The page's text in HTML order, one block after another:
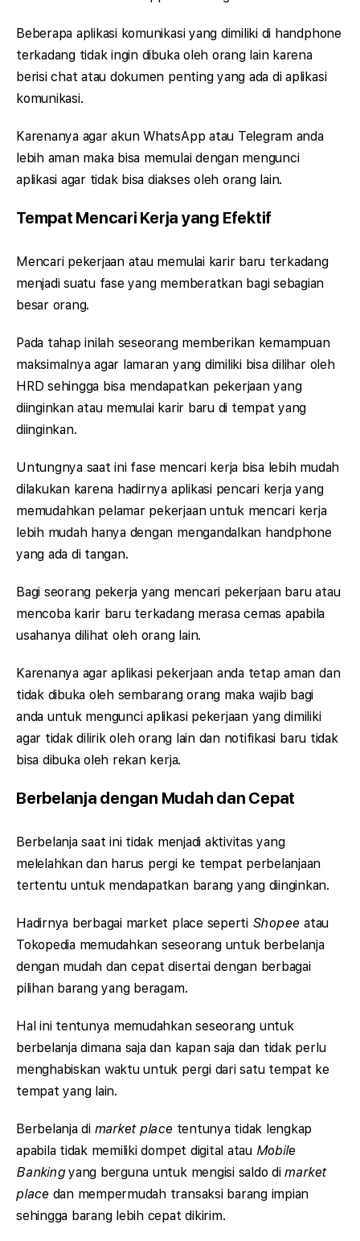
Beberapa aplikasi komunikasi yang dimiliki di handphone
terkadang tidak ingin dibuka oleh orang lain karena
berisi chat atau dokumen penting yang ada di aplikasi
komunikasi.
Karenanya agar akun WhatsApp atau Telegram anda
lebih aman maka bisa memulai dengan mengunci
aplikasi agar tidak bisa diakses oleh orang lain.
Tempat Mencari Kerja yang Efektif
Mencari pekerjaan atau memulai karir baru terkadang
menjadi suatu fase yang memberatkan bagi sebagian
besar orang.
Pada tahap inilah seseorang memberikan kemampuan
maksimalnya agar lamaran yang dimiliki bisa dilihar oleh
HRD sehingga bisa mendapatkan pekerjaan yang
diinginkan atau memulai karir baru di tempat yang
diinginkan.
Untungnya saat ini fase mencari kerja bisa lebih mudah
dilakukan karena hadirnya aplikasi pencari kerja yang
memudahkan pelamar pekerjaan untuk mencari kerja
lebih mudah hanya dengan mengandalkan handphone
yang ada di tangan.
Bagi seorang pekerja yang mencari pekerjaan baru atau
mencoba karir baru terkadang merasa cemas apabila
usahanya dilihat oleh orang lain.
Karenanya agar aplikasi pekerjaan anda tetap aman dan
tidak dibuka oleh sembarang orang maka wajib bagi
anda untuk mengunci aplikasi pekerjaan yang dimiliki
agar tidak dilirik oleh orang lain dan notifikasi baru tidak
bisa dibuka oleh rekan kerja.
Berbelanja dengan Mudah dan Cepat
Berbelanja saat ini tidak menjadi aktivitas yang
melelahkan dan harus pergi ke tempat perbelanjaan
tertentu untuk mendapatkan barang yang diinginkan.
Hadirnya berbagai market place sepertiShopee atau
Tokopedia memudahkan seseorang untuk berbelanja
dengan mudah dan cepat disertai dengan berbagai
pilihan barang yang beragam.
Hal ini tentunya memudahkan seseorang untuk
berbelanja dimana saja dan kapan saja dan tidak perlu
menghabiskan waktu untuk pergi dari satu tempat ke
tempat yang lain.
Berbelanja dimarket place tentunya tidak lengkap
apabila tidak memiliki dompet digital atau Mobile
Bankingyang berguna untuk mengisi saldo dimarket
place dan mempermudah transaksi barang impian
sehingga barang lebih cepat dikirim.